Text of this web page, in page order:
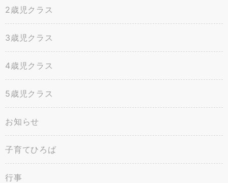
2歳児クラス
3歳児クラス
4歳児クラス
5歳児クラス
お知らせ
子育てひろば
行事